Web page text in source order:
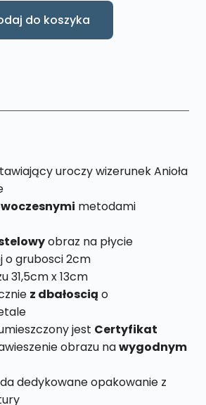
do koszyka
uroczy wizerunek Anioła
metodami
obraz na płycie
o grubosci 2cm
31,5cm x 13cm
z dbałoscią o
jest Certyfikat
obrazu nawygodnym
dedykowane opakowanie z